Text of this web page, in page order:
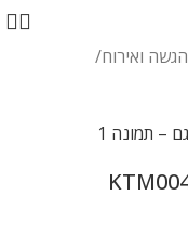
הגשה ואירוח